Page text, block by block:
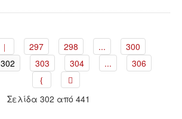
297 298 ...
300
302 303 304 ... 306
Σελίδα 302 από 441